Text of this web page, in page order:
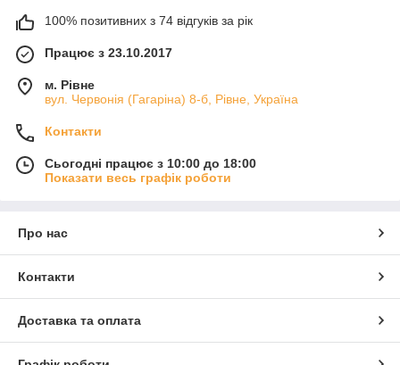
100% позитивних з 74 відгуків за рік
Працює з 23.10.2017
м. Рівне
вул. Червонія (Гагаріна) 8-б, Рівне, Україна
Контакти
Сьогодні працює з 10:00 до 18:00
Показати весь графік роботи
Про нас
Контакти
Доставка та оплата